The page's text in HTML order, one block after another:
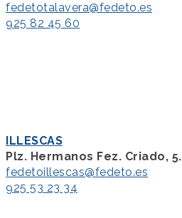
fedetotalavera@fedeto.es
925 82 45 60
ILLESCAS
Plz. Hermanos Fez. Criado, 5.
fedetoillescas@fedeto.es
925 53 23 34